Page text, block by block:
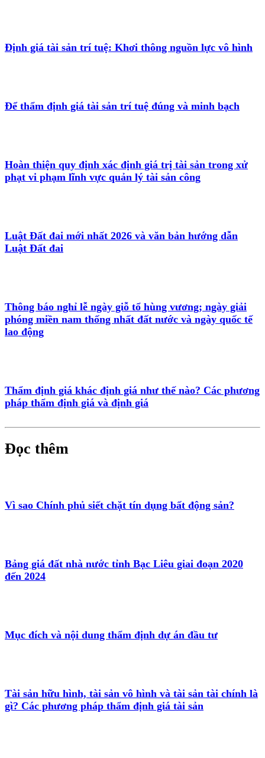
Định giá tài sản trí tuệ: Khơi thông nguồn lực vô hình
Để thẩm định giá tài sản trí tuệ đúng và minh bạch
Hoàn thiện quy định xác định giá trị tài sản trong xử
phạt vi phạm lĩnh vực quản lý tài sản công
Luật Đất đai mới nhất 2026 và văn bản hướng dẫn
Luật Đất đai
Thông báo nghỉ lễ ngày giỗ tổ hùng vương; ngày giải
phóng miền nam thống nhất đất nước và ngày quốc tế
lao động
Thẩm định giá khác định giá như thế nào? Các phương
pháp thẩm định giá và định giá
Đọc thêm
Vì sao Chính phủ siết chặt tín dụng bất động sản?
Bảng giá đất nhà nước tỉnh Bạc Liêu giai đoạn 2020
đến 2024
Mục đích và nội dung thẩm định dự án đầu tư
Tài sản hữu hình, tài sản vô hình và tài sản tài chính là
gì? Các phương pháp thẩm định giá tài sản